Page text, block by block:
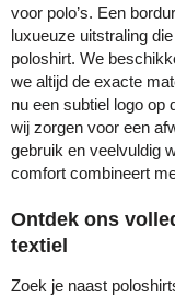
voor polo’s. Een
luxueuze uitstraling
poloshirt. We
we altijd de exacte
nu een subtiel logo op
wij zorgen voor een
gebruik en veelvuldig
comfort combineert
Ontdek ons
textiel
Zoek je naast